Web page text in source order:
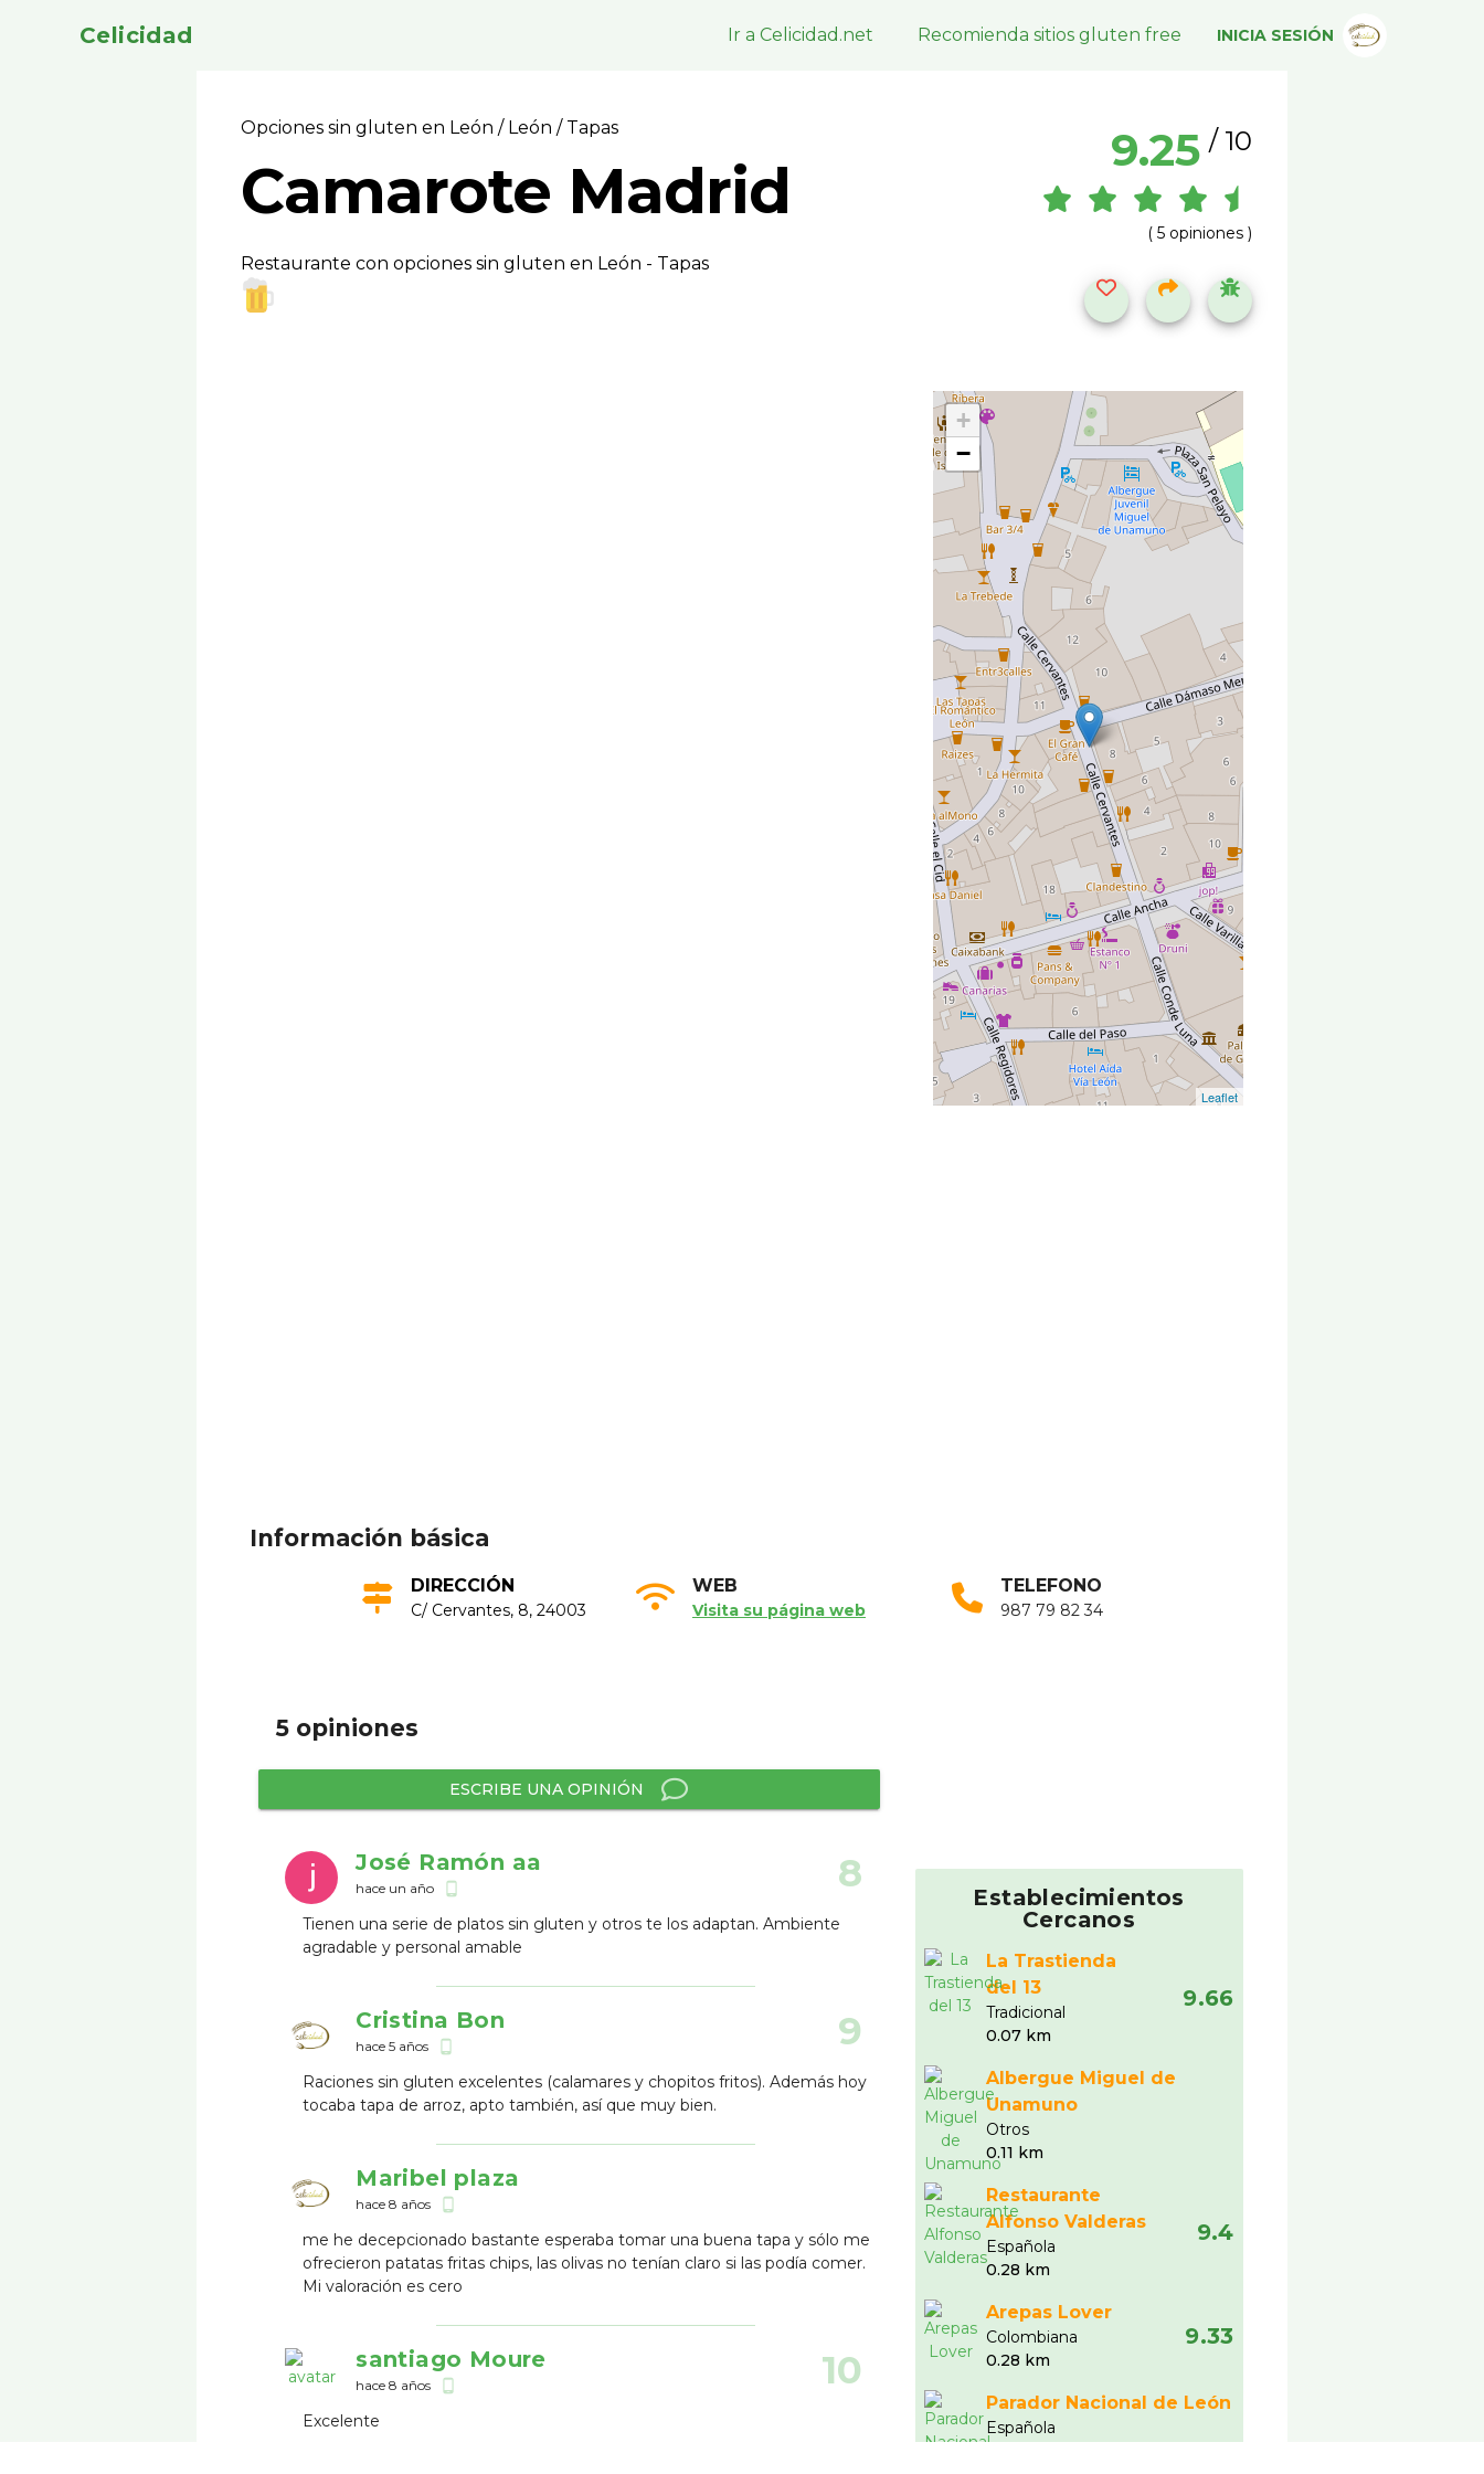
Celicidad Ir a Celicidad.net Recomienda sitios gluten free INICIA SESIÓN
Opciones sin gluten en León/ León / Tapas
Camarote Madrid
Restaurante con opciones sin gluten en León - Tapas
9.25 / 10
( 5 opiniones )
+
−
Leaflet
Información básica
DIRECCIÓN
C/ Cervantes, 8, 24003
WEB
Visita su página web
TELEFONO
987 79 82 34
5 opiniones
ESCRIBE UNA OPINIÓN
José Ramón aa
hace un año phone_android 8
Tienen una serie de platos sin gluten y otros te los adaptan. Ambiente
agradable y personal amable
Cristina Bon
hace 5 años phone_android 9
Raciones sin gluten excelentes (calamares y chopitos fritos). Además hoy
tocaba tapa de arroz, apto también, así que muy bien.
Maribel plaza
hace 8 años phone_android
me he decepcionado bastante esperaba tomar una buena tapa y sólo me
ofrecieron patatas fritas chips, las olivas no tenían claro si las podía comer.
Mi valoración es cero
santiago Moure
hace 8 años phone_android 10
Excelente
Establecimientos
Cercanos
La Trastienda
del 13
Tradicional
0.07 km
9.66
Albergue Miguel de
Unamuno
Otros
0.11 km
Restaurante
Alfonso Valderas
Española
0.28 km
9.4
Arepas Lover
Colombiana
0.28 km
9.33
Parador Nacional de León
Española